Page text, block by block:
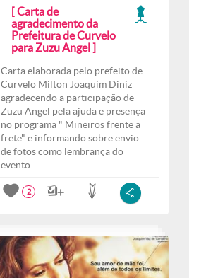
[ Carta de
agradecimento da
Prefeitura de Curvelo
para Zuzu Angel ]
Carta elaborada pelo prefeito de
Curvelo Milton Joaquim Diniz
agradecendo a participação de
Zuzu Angel pela ajuda e presença
no programa " Mineiros frente a
frete" e informando sobre envio
de fotos como lembrança do
evento.
2